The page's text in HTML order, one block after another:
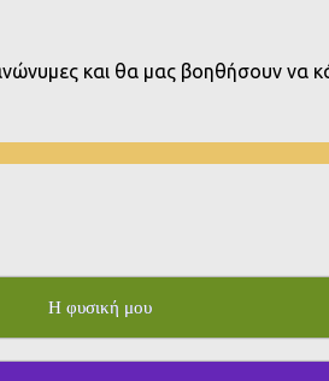
και θα μας βοηθήσουν να
Η φυσική μου